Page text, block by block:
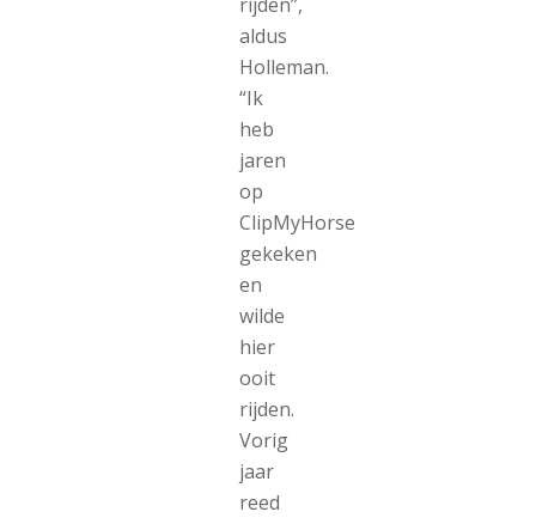
aldus
Holleman.
“Ik
heb
jaren
op
ClipMyHorse
gekeken
en
wilde
hier
ooit
rijden.
Vorig
jaar
reed